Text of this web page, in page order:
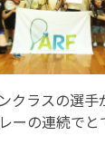
クラスの選
ーの連続でと